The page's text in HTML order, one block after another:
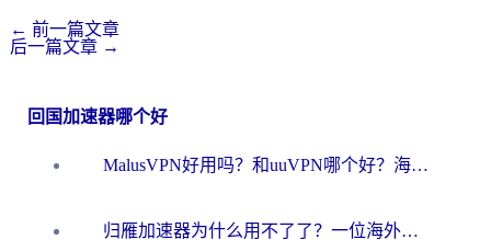
← 前一篇文章
后一篇文章 →
回国加速器哪个好
MalusVPN好用吗？和uuVPN哪个好？海外党无缝访问国内资源的真实对比与选择指南
归雁加速器为什么用不了了？一位海外游子的真实困惑与技术解答